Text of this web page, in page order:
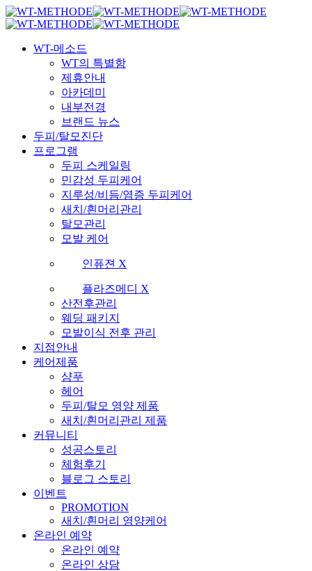
국내 최초 두피케어 브랜드
국내 최초 두피케어 브랜드
Skip
to
content
Menu
WT-메소드
WT의 특별함
제휴안내
아카데미
내부전경
브랜드 뉴스
두피/탈모진단
프로그램
두피 스케일링
민감성 두피케어
지루성/비듬/염증 두피케어
새치/흰머리관리
탈모관리
모발 케어
인퓨젼 X
플라즈메디 X
산전후관리
웨딩 패키지
모발이식 전후 관리
지점안내
케어제품
샴푸
헤어
두피/탈모 영양 제품
새치/흰머리관리 제품
커뮤니티
성공스토리
체험후기
블로그 스토리
이벤트
PROMOTION
새치/흰머리 영양케어
온라인 예약
온라인 예약
온라인 상담